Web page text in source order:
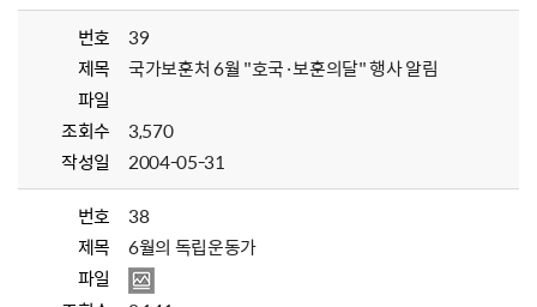
번호
39
제목
국가보훈처 6월 "호국·보훈의달" 행사 알림
파일
조회수
3,570
작성일
2004-05-31
번호
38
제목
6월의 독립운동가
파일